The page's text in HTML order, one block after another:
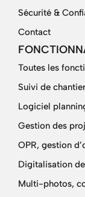
Sécurité &
Contact
Toutes les
Suivi de chantier
Logiciel
Gestion des
OPR, gestion
Digitalisation
Multi-photos,